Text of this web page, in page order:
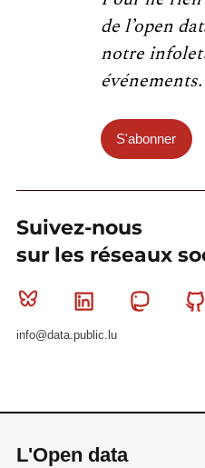
de l’open
notre
événements.
S'abonner
Suivez-nous
sur les réseaux
Bluesky Linkedin
info@data.public.lu
L'Open data